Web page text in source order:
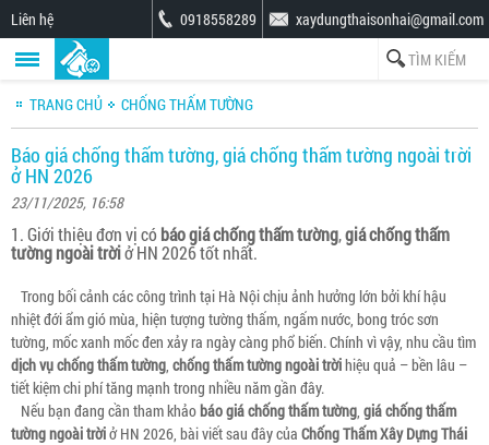
Liên hệ xaydungthaisonhai@gmail.com
0918558289
TRANG CHỦ CHỐNG THẤM TƯỜNG
Báo giá chống thấm tường, giá chống thấm tường ngoài trời
ở HN 2026
23/11/2025, 16:58
1. Giới thiệu đơn vị cóbáo giá chống thấm tường,giá chống thấm
tường ngoài trờiở HN 2026 tốt nhất.
Trong bối cảnh các công trình tại Hà Nội chịu ảnh hưởng lớn bởi khí hậu
nhiệt đới ẩm gió mùa, hiện tượng tường thấm, ngấm nước, bong tróc sơn
tường, mốc xanh mốc đen xảy ra ngày càng phổ biến. Chính vì vậy, nhu cầu tìm
dịch vụ chống thấm tường, chống thấm tường ngoài trờihiệu quả – bền lâu –
tiết kiệm chi phí tăng mạnh trong nhiều năm gần đây.
Nếu bạn đang cần tham khảobáo giá chống thấm tường, giá chống thấm
tường ngoài trờiở HN 2026, bài viết sau đây của Chống Thấm Xây Dựng Thái